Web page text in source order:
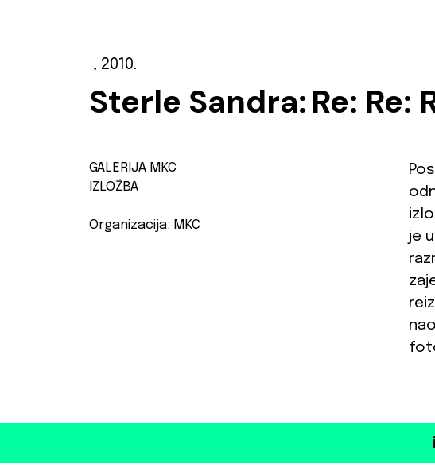
, 2010.
Sterle Sandra:Re: Re:
GALERIJA MKC
IZLOŽBA
Organizacija: MKC
je